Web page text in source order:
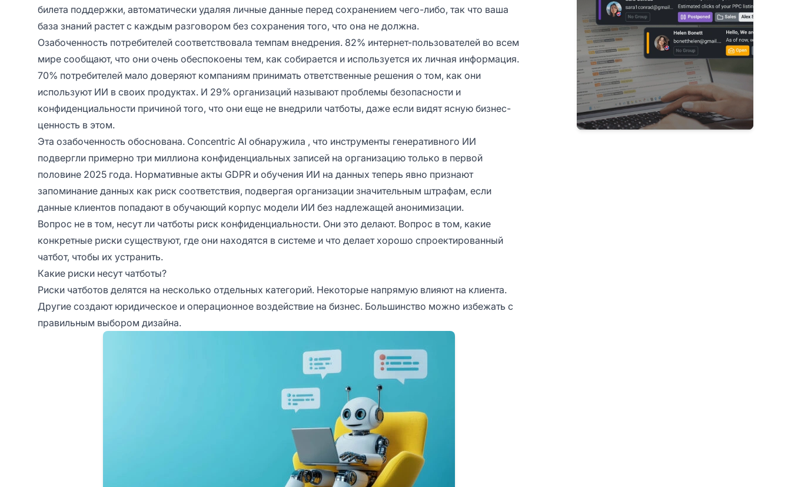
билета поддержки, автоматически удаляя личные данные перед сохранением чего-либо, так что ваша
база знаний растет с каждым разговором без сохранения того, что она не должна.
Озабоченность потребителей соответствовала темпам внедрения. 82% интернет-пользователей во всем
мире сообщают, что они очень обеспокоены тем, как собирается и используется их личная информация.
70% потребителей мало доверяют компаниям принимать ответственные решения о том, как они
используют ИИ в своих продуктах. И 29% организаций называют проблемы безопасности и
конфиденциальности причиной того, что они еще не внедрили чатботы, даже если видят ясную бизнес-
ценность в этом.
Эта озабоченность обоснована. Concentric AI обнаружила , что инструменты генеративного ИИ
подвергли примерно три миллиона конфиденциальных записей на организацию только в первой
половине 2025 года. Нормативные акты GDPR и обучения ИИ на данных теперь явно признают
запоминание данных как риск соответствия, подвергая организации значительным штрафам, если
данные клиентов попадают в обучающий корпус модели ИИ без надлежащей анонимизации.
Вопрос не в том, несут ли чатботы риск конфиденциальности. Они это делают. Вопрос в том, какие
конкретные риски существуют, где они находятся в системе и что делает хорошо спроектированный
чатбот, чтобы их устранить.
Какие риски несут чатботы?
Риски чатботов делятся на несколько отдельных категорий. Некоторые напрямую влияют на клиента.
Другие создают юридическое и операционное воздействие на бизнес. Большинство можно избежать с
правильным выбором дизайна.